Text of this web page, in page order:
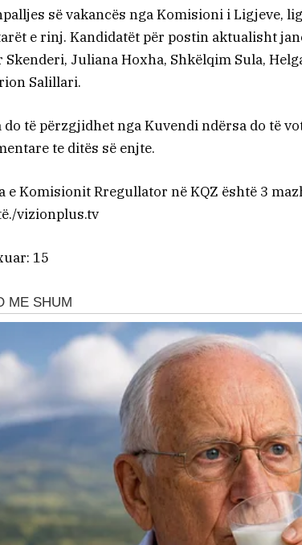
së vakancës nga Komisioni i Ligjeve,
e rinj. Kandidatët për postin aktualisht
Skenderi, Juliana Hoxha, Shkëlqim Sula,
Salillari.
do të përzgjidhet nga Kuvendi ndërsa do të
te ditës së enjte.
e Komisionit Rregullator në KQZ është 3
vizionplus.tv
15